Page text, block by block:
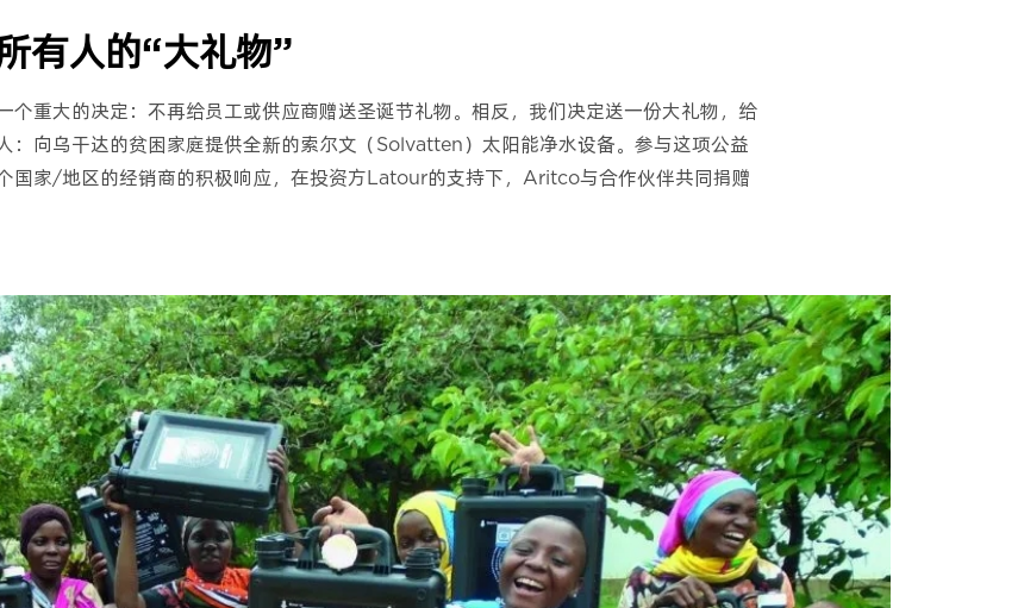
有人的“大礼物”
重大的决定：不再给员工或供应商赠送圣诞节礼物。相反，我们决定送一份大礼物，给
：向乌干达的贫困家庭提供全新的索尔文（Solvatten）太阳能净水设备。参与这项公益
国家/地区的经销商的积极响应，在投资方Latour的支持下，Aritco与合作伙伴共同捐赠